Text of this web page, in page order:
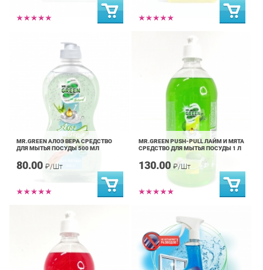
MR.GREEN АЛОЭ ВЕРА СРЕДСТВО
ДЛЯ МЫТЬЯ ПОСУДЫ 500 МЛ
80.00 ₽/Шт
MR.GREEN PUSH-PULL ЛАЙМ И МЯТА
СРЕДСТВО ДЛЯ МЫТЬЯ ПОСУДЫ 1 Л
130.00 ₽/Шт